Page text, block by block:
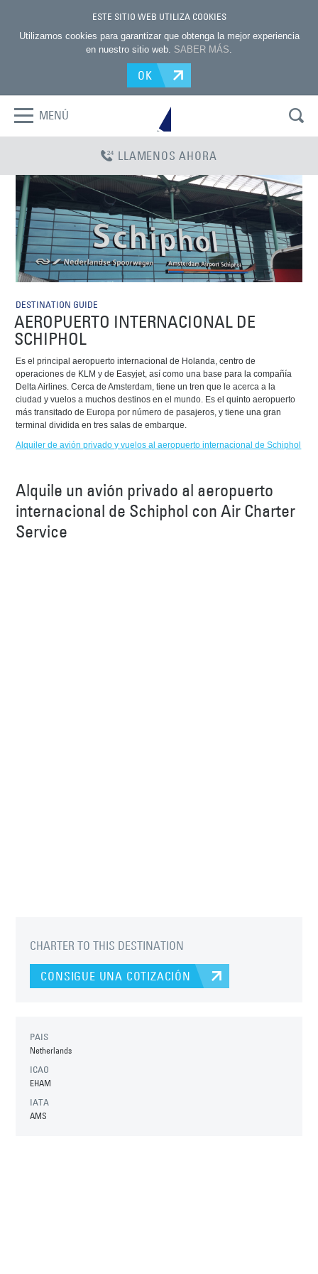
ESTE SITIO WEB UTILIZA COOKIES
Utilizamos cookies para garantizar que obtenga la mejor experiencia
en nuestro sitio web. SABER MÁS.
OK
MENÚ
LLAMENOS AHORA
DESTINATION GUIDE
AEROPUERTO INTERNACIONAL DE
SCHIPHOL
Es el principal aeropuerto internacional de Holanda, centro de
operaciones de KLM y de Easyjet, así como una base para la compañía
Delta Airlines. Cerca de Amsterdam, tiene un tren que le acerca a la
ciudad y vuelos a muchos destinos en el mundo. Es el quinto aeropuerto
más transitado de Europa por número de pasajeros, y tiene una gran
terminal dividida en tres salas de embarque.
Alquiler de avión privado y vuelos al aeropuerto internacional de Schiphol
Alquile un avión privado al aeropuerto
internacional de Schiphol con Air Charter
Service
CHARTER TO THIS DESTINATION
CONSIGUE UNA COTIZACIÓN
PAIS
Netherlands
ICAO
EHAM
IATA
AMS